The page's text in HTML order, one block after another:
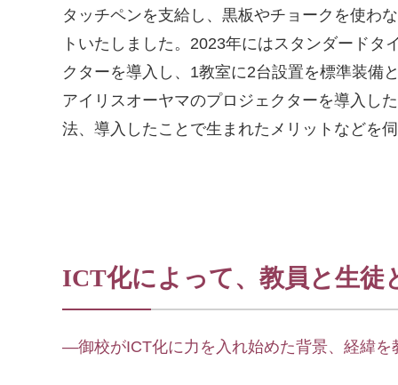
タッチペンを支給し、黒板やチョークを使わ
トいたしました。2023年にはスタンダードタ
クターを導入し、1教室に2台設置を標準装備
アイリスオーヤマのプロジェクターを導入し
法、導入したことで生まれたメリットなどを
ICT化によって、教員と生徒
―御校がICT化に力を入れ始めた背景、経緯を